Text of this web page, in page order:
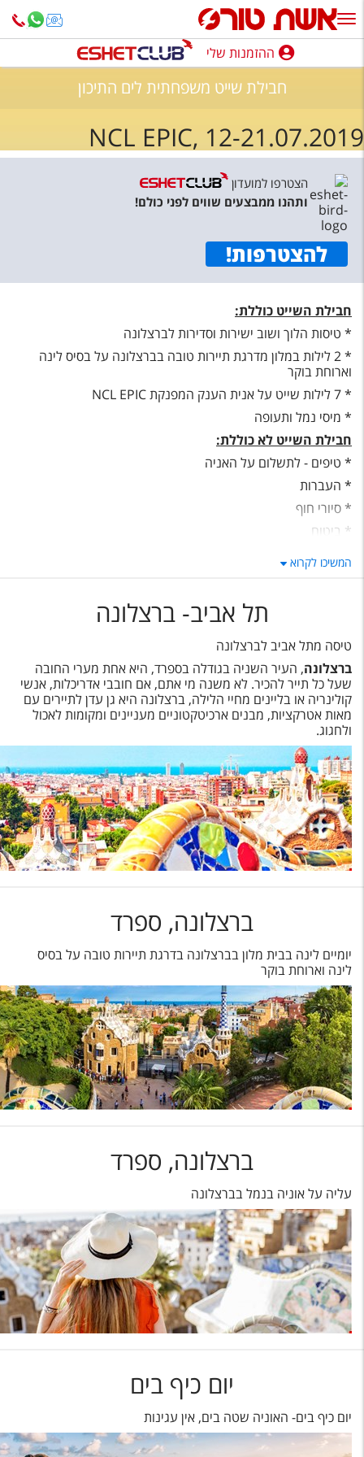
ההזמנות שלי
חופשה לפי סגנון
מלונות באילת
טיולים מאורגנים
סגנונות טיול
הרגע האחרון
חבילות בריאות וספא
טיסות לחו"ל
מלונות בחו"ל
Русский
קרוז
מגזין אשת
נגישות
עקבו אחרינו
ההזמנות שלי
חבילת שייט משפחתית לים התיכון
NCL EPIC, 12-21.07.2019
הצטרפו למועדון
ותהנו ממבצעים שווים לפני כולם!
להצטרפות!
חבילת השייט כוללת:
* טיסות הלוך ושוב ישירות וסדירות לברצלונה
* 2 לילות במלון מדרגת תיירות טובה בברצלונה על בסיס לינה
וארוחת בוקר
* 7 לילות שייט על אנית הענק המפנקת NCL EPIC
* מיסי נמל ותעופה
חבילת השייט לא כוללת:
* טיפים - לתשלום על האניה
* העברות
* סיורי חוף
* ביטוח
* כל מה שאינו רשום תחת "חבילת השייט כוללת"
מספר החדרים במחיר זה מוגבל
המשיכו לקרוא
תל אביב- ברצלונה
טיסה מתל אביב לברצלונה
ברצלונה, העיר השניה בגודלה בספרד, היא אחת מערי החובה
שעל כל תייר להכיר. לא משנה מי אתם, אם חובבי אדריכלות, אנשי
קולינריה או בליינים מחיי הלילה, ברצלונה היא גן עדן לתיירים עם
מאות אטרקציות, מבנים ארכיטקטוניים מעניינים ומקומות לאכול
ולחגוג.
ברצלונה, ספרד
יומיים לינה בבית מלון בברצלונה בדרגת תיירות טובה על בסיס
לינה וארוחת בוקר
ברצלונה, ספרד
עליה על אוניה בנמל בברצלונה
יום כיף בים
יום כיף בים- האוניה שטה בים, אין עגינות